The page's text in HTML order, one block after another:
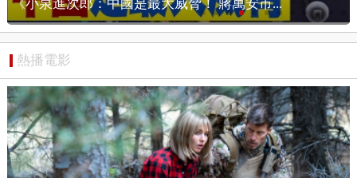
【狠狠抖內幕】選戰倒數115天！沈伯洋掃街...
熱播電影